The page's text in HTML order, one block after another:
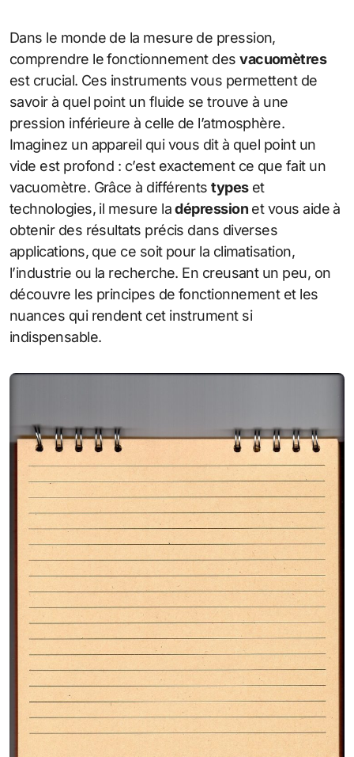
Dans le monde de la mesure de pression,
comprendre le fonctionnement desvacuomètres
est crucial. Ces instruments vous permettent de
savoir à quel point un fluide se trouve à une
pression inférieure à celle de l’atmosphère.
Imaginez un appareil qui vous dit à quel point un
vide est profond : c’est exactement ce que fait un
vacuomètre. Grâce à différentstypeset
technologies, il mesure ladépression et vous aide à
obtenir des résultats précis dans diverses
applications, que ce soit pour la climatisation,
l’industrie ou la recherche. En creusant un peu, on
découvre les principes de fonctionnement et les
nuances qui rendent cet instrument si
indispensable.